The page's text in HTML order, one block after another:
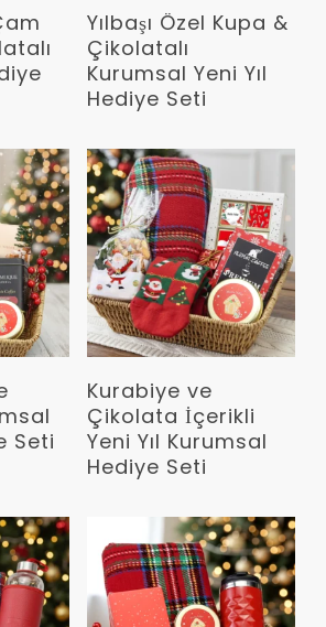
Devamını Oku
Yılbaşı Özel Kupa &
Çikolatalı
Kurumsal Yeni Yıl
Hediye Seti
Seti
Devamını Oku
Kurabiye ve
Çikolata İçerikli
Yeni Yıl Kurumsal
Hediye Seti